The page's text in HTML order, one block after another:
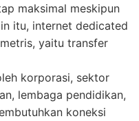
maksimal meskipun
itu, internet dedicated
yaitu transfer
korporasi, sektor
lembaga pendidikan,
koneksi